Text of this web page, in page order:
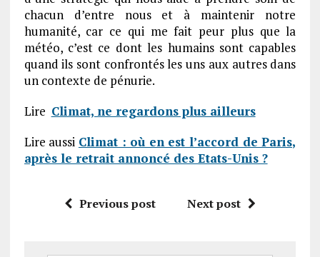
chacun d’entre nous et à maintenir notre
humanité, car ce qui me fait peur plus que la
météo, c’est ce dont les humains sont capables
quand ils sont confrontés les uns aux autres dans
un contexte de pénurie.
Lire Climat, ne regardons plus ailleurs
Lire aussi Climat : où en est l’accord de Paris,
après le retrait annoncé des Etats-Unis ?
Previous post Next post